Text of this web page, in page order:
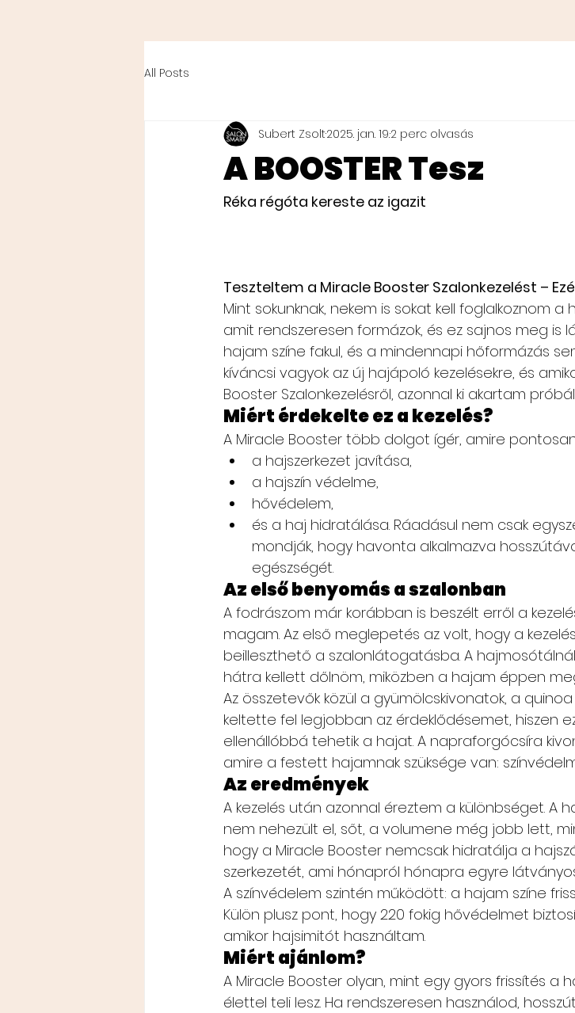
All Posts
A BOOSTER Tesz
Subert Zsolt2025. jan. 19.2 perc olvasás
Réka régóta kereste az igazit
Teszteltem a Miracle Booster Szalonkezelést –
Mint sokunknak, nekem is sokat kell foglalkoznom
amit rendszeresen formázok, és ez sajnos meg is
hajam színe fakul, és a mindennapi hőformázás
kíváncsi vagyok az új hajápoló kezelésekre, és
Booster Szalonkezelésről, azonnal ki akartam
Miért érdekelte ez a kezelés?
A Miracle Booster több dolgot ígér, amire
a hajszerkezet javítása,
a hajszín védelme,
hővédelem,
és a haj hidratálása. Ráadásul nem csak
mondják, hogy havonta alkalmazva
egészségét.
Az első benyomás a szalonban
A fodrászom már korábban is beszélt erről a
magam. Az első meglepetés az volt, hogy a
beilleszthető a szalonlátogatásba. A
hátra kellett dőlnöm, miközben a hajam éppen
Az összetevők közül a gyümölcskivonatok, a
keltette fel legjobban az érdeklődésemet, hiszen
ellenállóbbá tehetik a hajat. A napraforgócsíra
amire a festett hajamnak szüksége van:
Az eredmények
A kezelés után azonnal éreztem a különbséget. A
nem nehezült el, sőt, a volumene még jobb lett,
hogy a Miracle Booster nemcsak hidratálja a
szerkezetét, ami hónapról hónapra egyre
A színvédelem szintén működött: a hajam színe
Külön plusz pont, hogy 220 fokig hővédelmet
amikor hajsimitót használtam.
Miért ajánlom?
A Miracle Booster olyan, mint egy gyors frissítés a
élettel teli lesz. Ha rendszeresen használod,